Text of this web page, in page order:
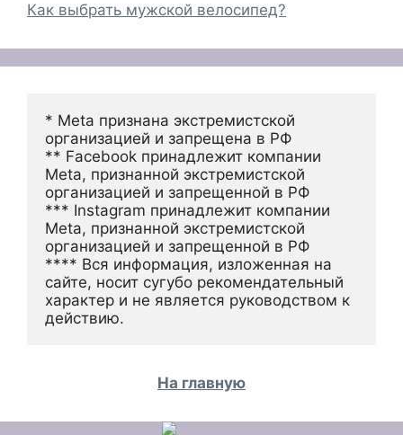
Как выбрать мужской велосипед?
* Meta признана экстремистской
организацией и запрещена в РФ
** Facebook принадлежит компании
Meta, признанной экстремистской
организацией и запрещенной в РФ
*** Instagram принадлежит компании
Meta, признанной экстремистской
организацией и запрещенной в РФ
**** Вся информация, изложенная на
сайте, носит сугубо рекомендательный
характер и не является руководством к
действию.
На главную